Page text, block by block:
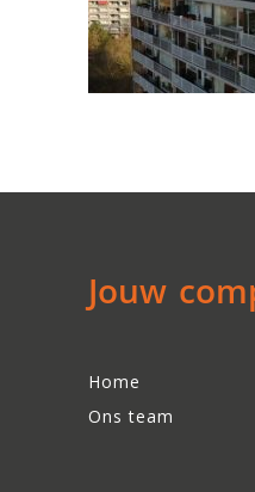
Jouw
Home
Ons team